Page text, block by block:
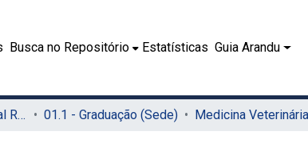
Busca no Repositório Estatísticas Guia Arandu
01. Universidade Federal Rural de Pernambuco - UFRPE (Sede) 01.1 - Graduação (Sede) Medicina